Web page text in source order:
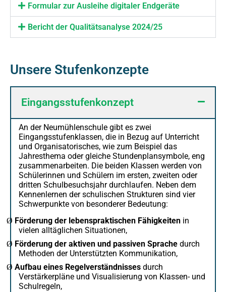
Formular zur Ausleihe digitaler Endgeräte
Bericht der Qualitätsanalyse 2024/25
Unsere Stufenkonzepte
Eingangsstufenkonzept
An der Neumühlenschule gibt es zwei
Eingangsstufenklassen, die in Bezug auf Unterricht
und Organisatorisches, wie zum Beispiel das
Jahresthema oder gleiche Stundenplansymbole, eng
zusammenarbeiten. Die beiden Klassen werden von
Schülerinnen und Schülern im ersten, zweiten oder
dritten Schulbesuchsjahr durchlaufen. Neben dem
Kennenlernen der schulischen Strukturen sind vier
Schwerpunkte von besonderer Bedeutung:
Ø Förderung der lebenspraktischen Fähigkeiten in
vielen alltäglichen Situationen,
Ø Förderung der aktiven und passiven Sprache durch
Methoden der Unterstützten Kommunikation,
Ø Aufbau eines Regelverständnisses durch
Verstärkerpläne und Visualisierung von Klassen- und
Schulregeln,